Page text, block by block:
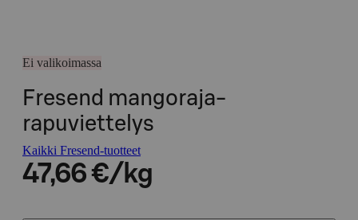
Ei valikoimassa
Fresend mangoraja-
rapuviettelys
Kaikki Fresend-tuotteet
47,66 €/kg